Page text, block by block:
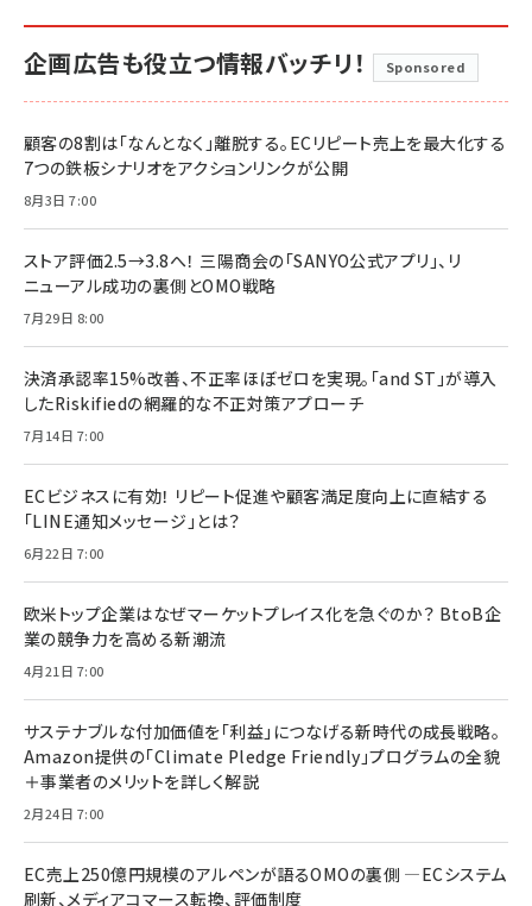
企画広告も役立つ情報バッチリ！ Sponsored
顧客の8割は「なんとなく」離脱する。ECリピート売上を最大化する
7つの鉄板シナリオをアクションリンクが公開
8月3日 7:00
ストア評価2.5→3.8へ！ 三陽商会の「SANYO公式アプリ」、リ
ニューアル成功の裏側とOMO戦略
7月29日 8:00
決済承認率15%改善、不正率ほぼゼロを実現。「and ST」が導入
したRiskifiedの網羅的な不正対策アプローチ
7月14日 7:00
ECビジネスに有効！ リピート促進や顧客満足度向上に直結する
「LINE通知メッセージ」とは？
6月22日 7:00
欧米トップ企業はなぜマーケットプレイス化を急ぐのか？ BtoB企
業の競争力を高める新潮流
4月21日 7:00
サステナブルな付加価値を「利益」につなげる新時代の成長戦略。
Amazon提供の「Climate Pledge Friendly」プログラムの全貌
＋事業者のメリットを詳しく解説
2月24日 7:00
EC売上250億円規模のアルペンが語るOMOの裏側 ―ECシステム
刷新、メディアコマース転換、評価制度